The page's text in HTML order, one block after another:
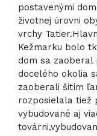
postavenými
životnej úrovni
vrchy
Kežmarku bolo
dom sa zaoberal
docelého okolia
zaoberali šitím
rozposielala tiež
vybudované aj